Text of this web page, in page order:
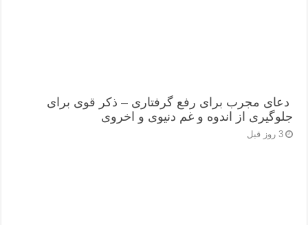
دعای مجرب برای رفع گرفتاری – ذکر قوی برای
جلوگیری از اندوه و غم دنیوی و اخروی
3 روز قبل